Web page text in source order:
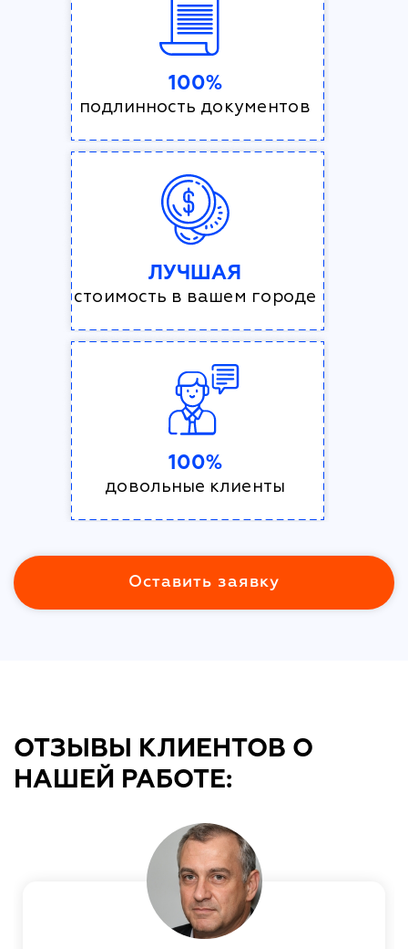
100%
подлинность документов
ЛУЧШАЯ
стоимость в вашем городе
100%
довольные клиенты
Оставить заявку
ОТЗЫВЫ КЛИЕНТОВ О
НАШЕЙ РАБОТЕ: